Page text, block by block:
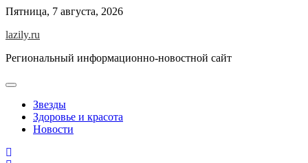
Skip
content
Пятница, 7 августа, 2026
lazily.ru
Региональный информационно-новостной сайт
Звезды
Здоровье и красота
Новости